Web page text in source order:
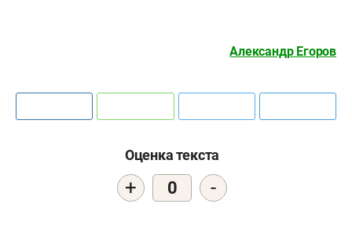
Александр Егоров
Оценка текста
+ 0 -